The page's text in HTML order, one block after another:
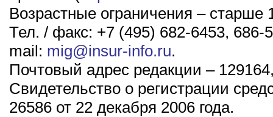
Возрастные ограничения – старше
Тел. / факс: +7 (495) 682-6453, 686-
mail: mig@insur-info.ru.
Почтовый адрес редакции –
Свидетельство о регистрации
26586 от 22 декабря 2006 года.